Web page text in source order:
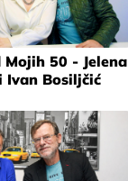
50 - Jelena
Ivan Bosiljčić